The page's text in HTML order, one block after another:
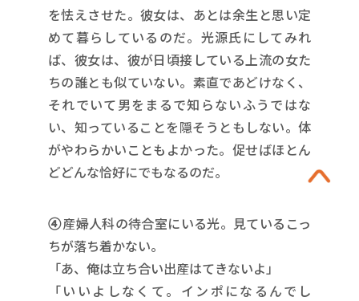
を怯えさせた。彼女は、あとは余生と思い定
めて暮らしているのだ。光源氏にしてみれ
ば、彼女は、彼が日頃接している上流の女た
ちの誰とも似ていない。素直であどけなく、
それでいて男をまるで知らないふうではな
い、知っていることを隠そうともしない。体
がやわらかいこともよかった。促せばほとん
どどんな恰好にでもなるのだ。
④産婦人科の待合室にいる光。見ているこっ
ちが落ち着かない。
「あ、俺は立ち合い出産はてきないよ」
「いいよしなくて。インポになるんでし